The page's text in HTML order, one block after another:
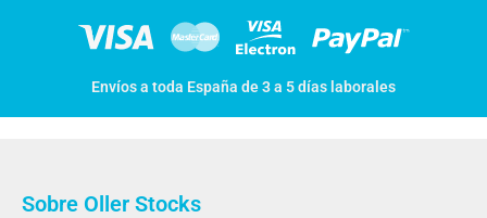
Envíos a toda España de 3 a 5 días laborales
Sobre Oller Stocks